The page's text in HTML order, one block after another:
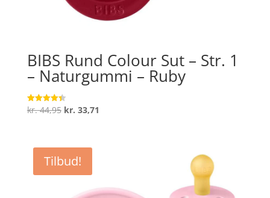
BIBS Rund Colour Sut – Str. 1
– Naturgummi – Ruby
Vurderet
4.4
kr.44,95 Den
var:
kr. 44,95.
kr. 33,71
Tilbud!